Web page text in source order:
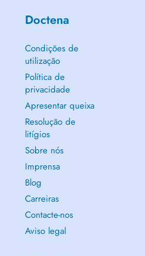
Doctena
Condições de
utilização
Política de
privacidade
Apresentar queixa
Resolução de
litígios
Sobre nós
Imprensa
Blog
Carreiras
Contacte-nos
Aviso legal